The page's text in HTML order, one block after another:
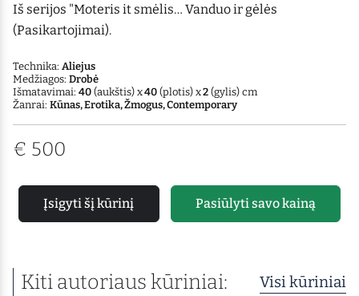
Iš serijos "Moteris it smėlis… Vanduo ir gėlės
(Pasikartojimai).
Technika: Aliejus
Medžiagos: Drobė
Išmatavimai: 40 (aukštis) x40 (plotis) x2 (gylis) cm
Žanrai: Kūnas, Erotika, Žmogus, Contemporary
€ 500
Įsigyti šį kūrinį Pasiūlyti savo kainą
Kiti autoriaus kūriniai: Visi kūriniai